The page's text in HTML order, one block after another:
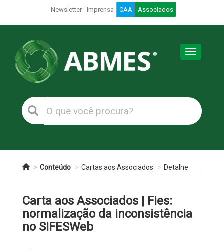
Newsletter Imprensa CAA Associados
Toggle
Conteúdo Cartas aos Associados Detalhe
Carta aos Associados | Fies:
normalização da inconsistência
no SIFESWeb